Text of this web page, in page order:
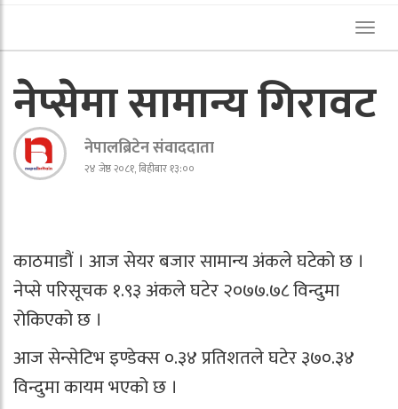
नेप्सेमा सामान्य गिरावट
नेपालब्रिटेन संवाददाता
२४ जेष्ठ २०८१, बिहीबार १३:००
काठमाडौं । आज सेयर बजार सामान्य अंकले घटेको छ ।
नेप्से परिसूचक १.९३ अंकले घटेर २०७७.७८ विन्दुमा
रोकिएको छ ।
आज सेन्सेटिभ इण्डेक्स ०.३४ प्रतिशतले घटेर ३७०.३४
विन्दुमा कायम भएको छ ।